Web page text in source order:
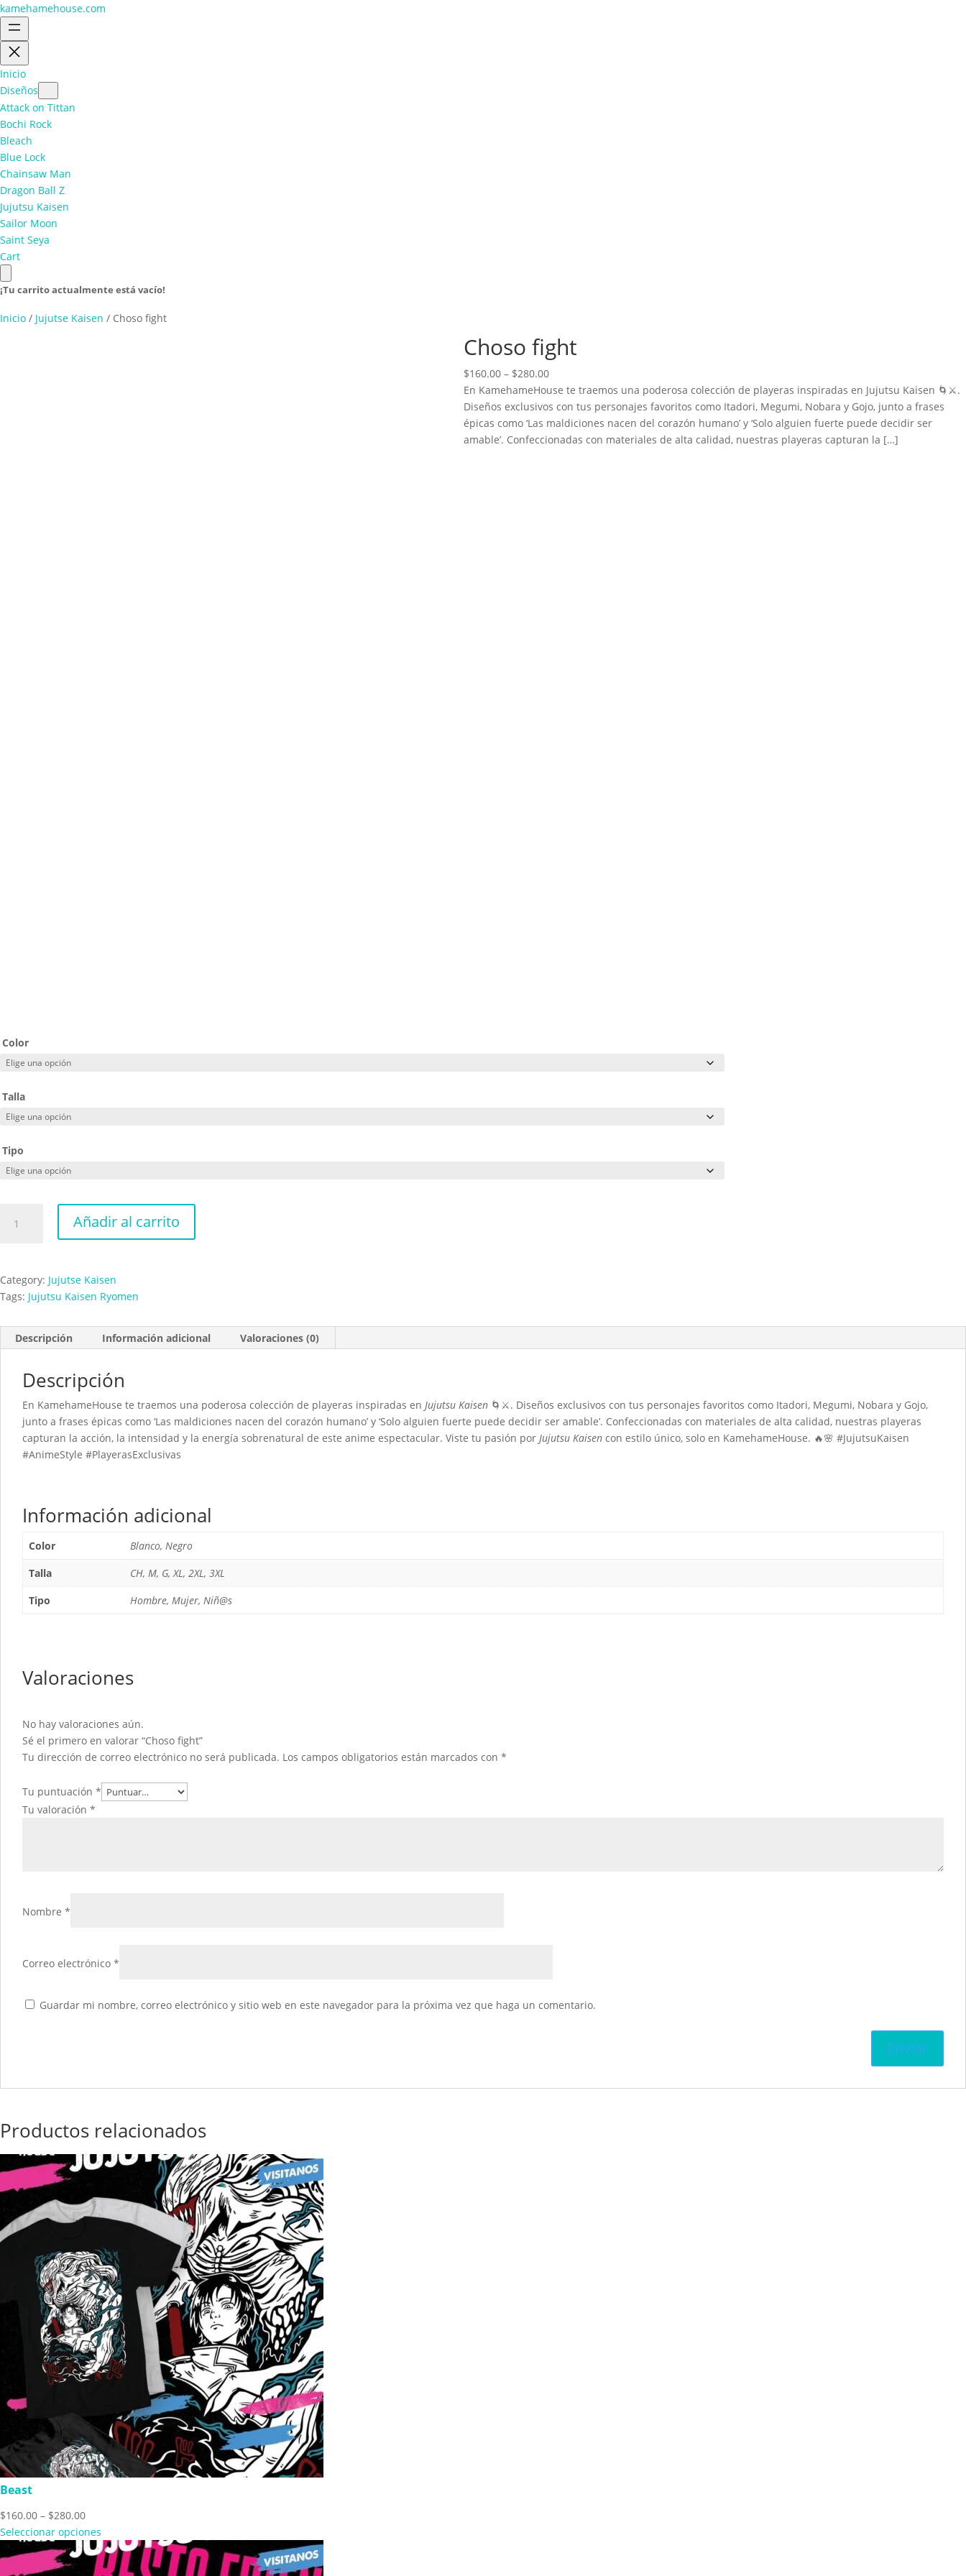
kamehamehouse.com
Inicio
Diseños
Attack on Tittan
Bochi Rock
Bleach
Blue Lock
Chainsaw Man
Dragon Ball Z
Jujutsu Kaisen
Sailor Moon
Saint Seya
Cart
¡Tu carrito actualmente está vacío!
Inicio / Jujutse Kaisen / Choso fight
Choso fight
$160.00 – $280.00Price
range:
$160.00
through
$280.00
En KamehameHouse te traemos una poderosa colección de playeras inspiradas en Jujutsu Kaisen 🌀⚔️.
Diseños exclusivos con tus personajes favoritos como Itadori, Megumi, Nobara y Gojo, junto a frases
épicas como ‘Las maldiciones nacen del corazón humano’ y ‘Solo alguien fuerte puede decidir ser
amable’. Confeccionadas con materiales de alta calidad, nuestras playeras capturan la […]
Color
Talla
Tipo
fight
Añadir al carrito
Category: Jujutse Kaisen
Tags: Jujutsu Kaisen Ryomen
Descripción Información adicional Valoraciones (0)
Descripción
En KamehameHouse te traemos una poderosa colección de playeras inspiradas en Jujutsu Kaisen 🌀⚔️. Diseños exclusivos con tus personajes favoritos como Itadori, Megumi, Nobara y Gojo,
junto a frases épicas como ‘Las maldiciones nacen del corazón humano’ y ‘Solo alguien fuerte puede decidir ser amable’. Confeccionadas con materiales de alta calidad, nuestras playeras
capturan la acción, la intensidad y la energía sobrenatural de este anime espectacular. Viste tu pasión por Jujutsu Kaisen con estilo único, solo en KamehameHouse. 🔥🌸 #JujutsuKaisen
#AnimeStyle #PlayerasExclusivas
Información adicional
Color
Blanco, Negro
Talla
CH, M, G, XL, 2XL, 3XL
Tipo
Hombre, Mujer, Niñ@s
Valoraciones
No hay valoraciones aún.
Sé el primero en valorar “Choso fight”
Tu dirección de correo electrónico no será publicada. Los campos obligatorios están marcados con *
Tu puntuación *
Tu valoración *
Nombre *
Correo electrónico *
Guardar mi nombre, correo electrónico y sitio web en este navegador para la próxima vez que haga un comentario.
Productos relacionados
Beast
$160.00 – $280.00Price
range:
$160.00
through
Seleccionar opciones